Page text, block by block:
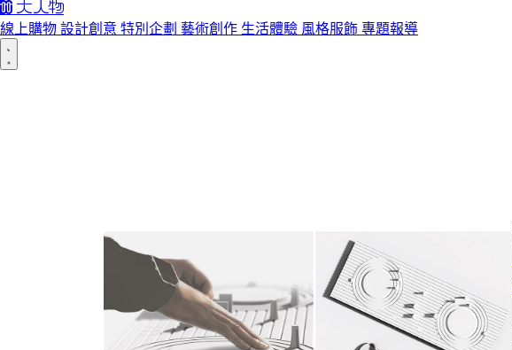
線上購物 設計創意 特別企劃 藝術創作 生活體驗 風格服飾 專題報導